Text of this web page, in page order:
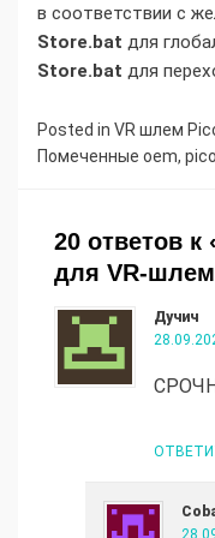
в соответствии с
Store.bat для
Store.bat для
Posted in VR шлем
Помеченные oem, pico
20 ответов к
для VR-
Дучич